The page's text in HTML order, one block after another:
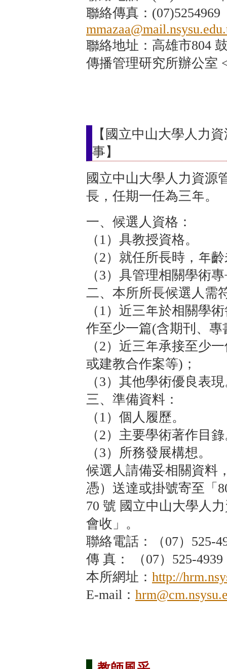
聯絡傳真：
聯絡地址：高雄市804
傳播管理研究所辦公室
【國立中山大學人力
事】
國立中山大學人力資源
長，任期一任為三年。
一、候選人資格：
（1）具教授資格。
（2）就任所長時，年
（3）具管理相關學術
二、本所所長候選人需
（1）近三年於相關學
作至少一篇(含期刊、
（2）近三年承接至少
或建教合作案等)；
（3）其他學術優良表
三、準備資料：
（1）個人履歷。
（2）主要學術著作目
（3）所務發展構想。
候選人請備妥相關資料
憑）送達或掛號寄至「
70 號 國立中山大學人
會收」。
聯絡電話：（07）525-
傳 真： （07）525-4939
本所網址： http://
E-mail：